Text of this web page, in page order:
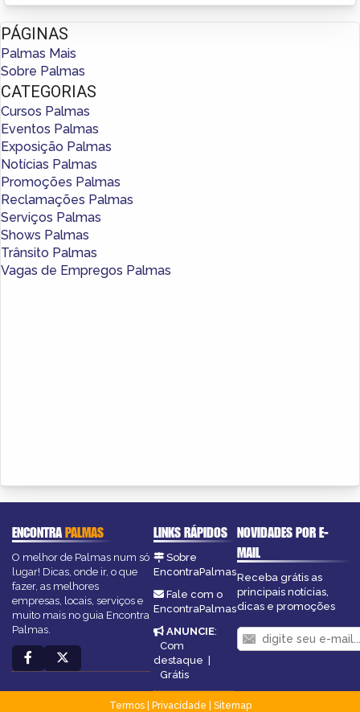
PÁGINAS
Palmas Mais
Sobre Palmas
CATEGORIAS
Cursos Palmas
Eventos Palmas
Exposição Palmas
Notícias Palmas
Promoções Palmas
Reclamações Palmas
Serviços Palmas
Shows Palmas
Trânsito Palmas
Vagas de Empregos Palmas
ENCONTRAPALMAS
O melhor de Palmas num só
lugar! Dicas, onde ir, o que
fazer, as melhores
empresas, locais, serviços e
muito mais no guia Encontra
Palmas.
LINKS RÁPIDOS
Sobre
EncontraPalmas
Fale com o
EncontraPalmas
ANUNCIE:
Com
destaque |
Grátis
NOVIDADES POR E-
MAIL
Receba grátis as
principais notícias,
dicas e promoções
Termos| Privacidade
Sitemap